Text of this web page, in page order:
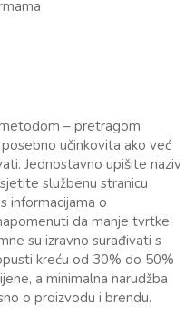
– pretragom
učinkovita ako već
Jednostavno upišite naziv
službenu stranicu
informacijama o
da manje tvrtke
su izravno surađivati s
kreću od 30% do 50%
a minimalna narudžba
o proizvodu i brendu.